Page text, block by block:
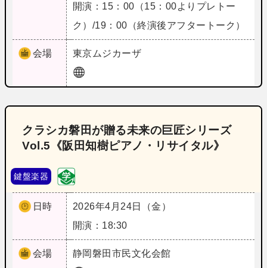
開演：15：00（15：00よりプレトー
ク）/19：00（終演後アフタートーク）
会場 東京 ムジカーザ
クラシカ磐田が贈る未来の巨匠シリーズ
Vol.5《阪田知樹ピアノ・リサイタル》
鍵盤楽器
日時
2026年4月24日（金）
開演：18:30
会場 静岡磐田市民文化会館